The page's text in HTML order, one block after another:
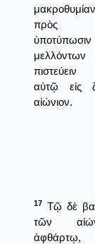
πρὸς
μελλόντων
αὐτῷ εἰς
αἰώνιον.
17 Τῷ δὲ
τῶν
ἀφθάρτῳ,